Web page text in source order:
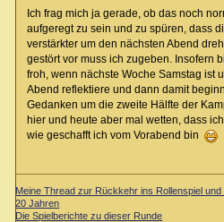
Ich frag mich ja gerade, ob das noch
aufgeregt zu sein und zu spüren, dass
verstärkter um den nächsten Abend
gestört vor muss ich zugeben. Insofern
froh, wenn nächste Woche Samstag ist
Abend reflektiere und dann damit
Gedanken um die zweite Hälfte der
hier und heute aber mal wetten, dass
wie geschafft ich vom Vorabend bin
Meine Thread zur Rückkehr ins Rollenspiel
20 Jahren
Die Spielberichte zu dieser Runde